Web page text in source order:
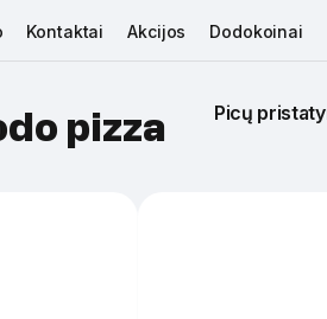
Kontaktai Akcijos Dodokoinai
pizza Picų